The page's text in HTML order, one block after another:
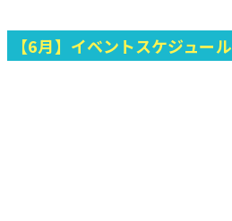
【6月】イベントスケジュール